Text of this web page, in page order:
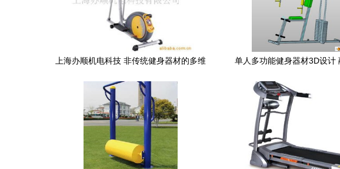
上海办顺机电科技 非传统健身器材的多维
单人多功能健身器材3D设计